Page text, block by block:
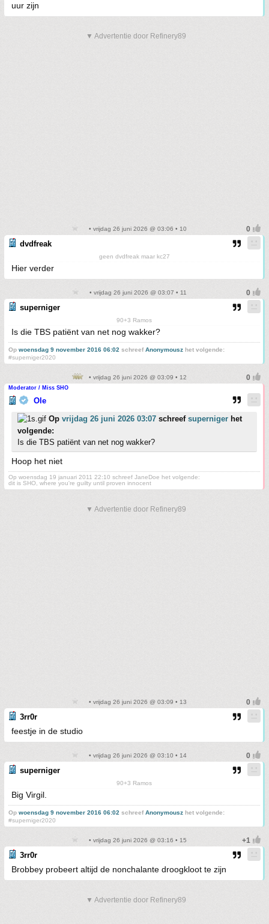
uur zijn
▼ Advertentie door Refinery89
• vrijdag 26 juni 2026 @ 03:06 • 10
dvdfreak
geen dvdfreak maar kc27
Hier verder
• vrijdag 26 juni 2026 @ 03:07 • 11
superniger
90+3 Ramos
Is die TBS patiënt van net nog wakker?
Op woensdag 9 november 2016 06:02 schreefAnonymousz het volgende:
#superniger2020
• vrijdag 26 juni 2026 @ 03:09 • 12
Moderator / Miss SHO
Ole
Op vrijdag 26 juni 2026 03:07 schreef superniger het
volgende:
Is die TBS patiënt van net nog wakker?
Hoop het niet
Op woensdag 19 januari 2011 22:10 schreef JaneDoe het volgende:
dit is SHO, where you're guilty until proven innocent
▼ Advertentie door Refinery89
• vrijdag 26 juni 2026 @ 03:09 • 13
3rr0r
feestje in de studio
• vrijdag 26 juni 2026 @ 03:10 • 14
superniger
90+3 Ramos
Big Virgil.
Op woensdag 9 november 2016 06:02 schreefAnonymousz het volgende:
#superniger2020
• vrijdag 26 juni 2026 @ 03:16 • 15
3rr0r
Brobbey probeert altijd de nonchalante droogkloot te zijn
▼ Advertentie door Refinery89